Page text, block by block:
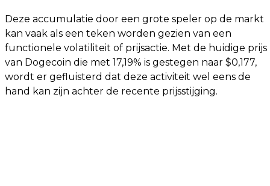
Deze accumulatie door een grote speler op de markt
kan vaak als een teken worden gezien van een
functionele volatiliteit of prijsactie. Met de huidige prijs
van Dogecoin die met 17,19% is gestegen naar $0,177,
wordt er gefluisterd dat deze activiteit wel eens de
hand kan zijn achter de recente prijsstijging.